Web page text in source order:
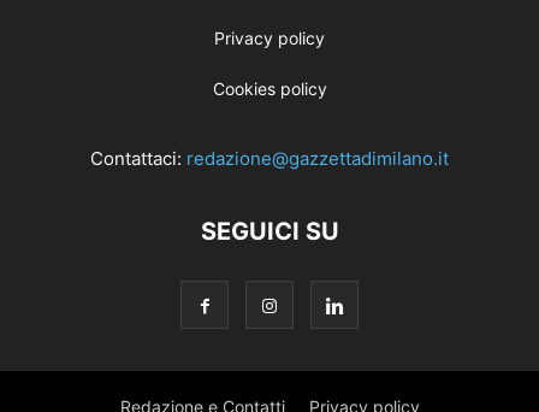
Privacy policy
Cookies policy
Contattaci: redazione@gazzettadimilano.it
SEGUICI SU
Redazione e Contatti Privacy policy